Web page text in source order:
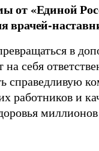
от «Единой
врачей-
в
себя
справедливую
работников и